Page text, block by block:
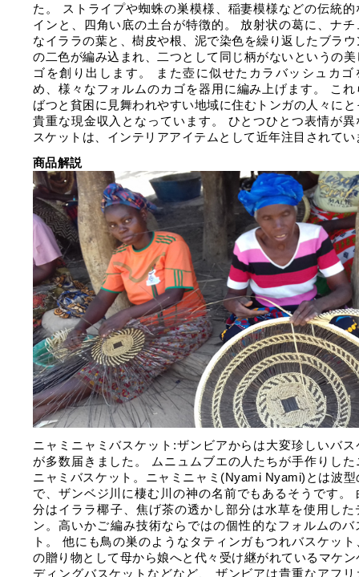
た。 ストライプや蜘蛛の巣模様、稲妻模様などの伝統的
インと、四角い底の土台が特徴的。 放射状の葛に、ナチ
なイララの葉と、樹皮や根、泥で染色を繰り返したブラ
の二色が編み込まれ、二つとして同じ柄がないというの
ゴを創り出します。 また壺に似せたカラバッシュカゴ
め、様々なフォルムのカゴを器用に編み上げます。 これ
ばつと貧困に見舞われやすい地域に住むトンガの人々に
貴重な現金収入となっています。 ひとつひとつ表情が異
スケットは、インテリアアイテムとして近年注目されてい
商品解説
ニャミニャミバスケット:ザンビアからは大変珍しいバス
が多数届きました。 ムニュムブエの人たちが手作りした
ニャミバスケット。ニャミニャミ(Nyami Nyami)とは波型
で、ザンベジ川に棲む川の神の名前でもあるそうです。
分はイララ椰子、焦げ茶の透かし部分は水草を使用した
ン。高いかご編み技術ならではの個性的なフォルムのバ
ト。 他にも鳥の巣のようなタティンガもつれバスケット
の贈り物として母から娘へと代々受け継がれているマケ
ディングバスケットなどなど、 ザンビアは貴重なアフリ